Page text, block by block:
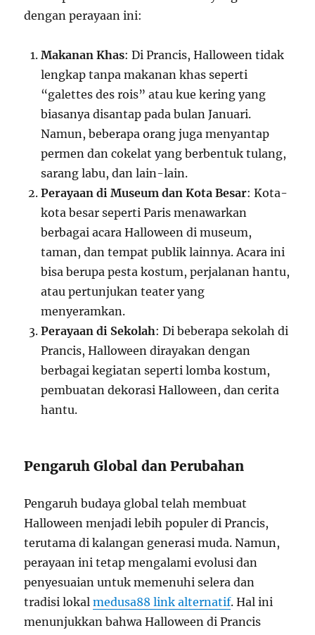
dengan perayaan ini:
Makanan Khas: Di Prancis, Halloween tidak
lengkap tanpa makanan khas seperti
“galettes des rois” atau kue kering yang
biasanya disantap pada bulan Januari.
Namun, beberapa orang juga menyantap
permen dan cokelat yang berbentuk tulang,
sarang labu, dan lain-lain.
Perayaan di Museum dan Kota Besar: Kota-
kota besar seperti Paris menawarkan
berbagai acara Halloween di museum,
taman, dan tempat publik lainnya. Acara ini
bisa berupa pesta kostum, perjalanan hantu,
atau pertunjukan teater yang
menyeramkan.
Perayaan di Sekolah: Di beberapa sekolah di
Prancis, Halloween dirayakan dengan
berbagai kegiatan seperti lomba kostum,
pembuatan dekorasi Halloween, dan cerita
hantu.
Pengaruh Global dan Perubahan
Pengaruh budaya global telah membuat
Halloween menjadi lebih populer di Prancis,
terutama di kalangan generasi muda. Namun,
perayaan ini tetap mengalami evolusi dan
penyesuaian untuk memenuhi selera dan
tradisi lokalmedusa88 link alternatif. Hal ini
menunjukkan bahwa Halloween di Prancis